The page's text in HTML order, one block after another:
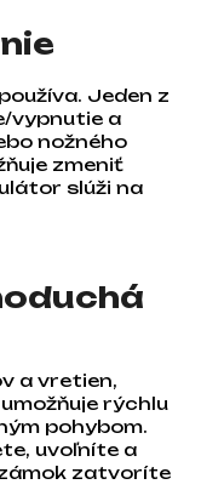
Jeden z
vypnutie a
nožného
zmeniť
slúži na
a vretien,
rýchlu
pohybom.
uvoľníte a
zatvoríte